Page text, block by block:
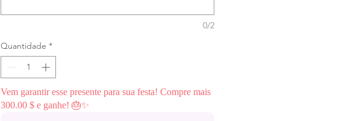
0/2
Quantidade *
Vem garantir esse presente para sua festa! Compre mais
300.00 $ e ganhe! 🎂✨